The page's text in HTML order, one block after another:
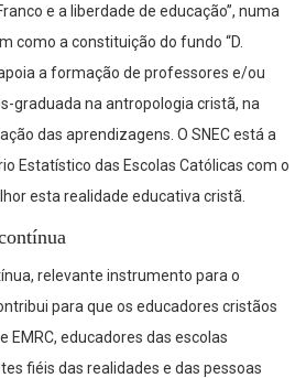
e a liberdade de educação”, numa
como a constituição do fundo “D.
a formação de professores e/ou
graduada na antropologia cristã, na
das aprendizagens. O SNEC está a
Estatístico das Escolas Católicas com o
esta realidade educativa cristã.
relevante instrumento para o
para que os educadores cristãos
EMRC, educadores das escolas
fiéis das realidades e das pessoas